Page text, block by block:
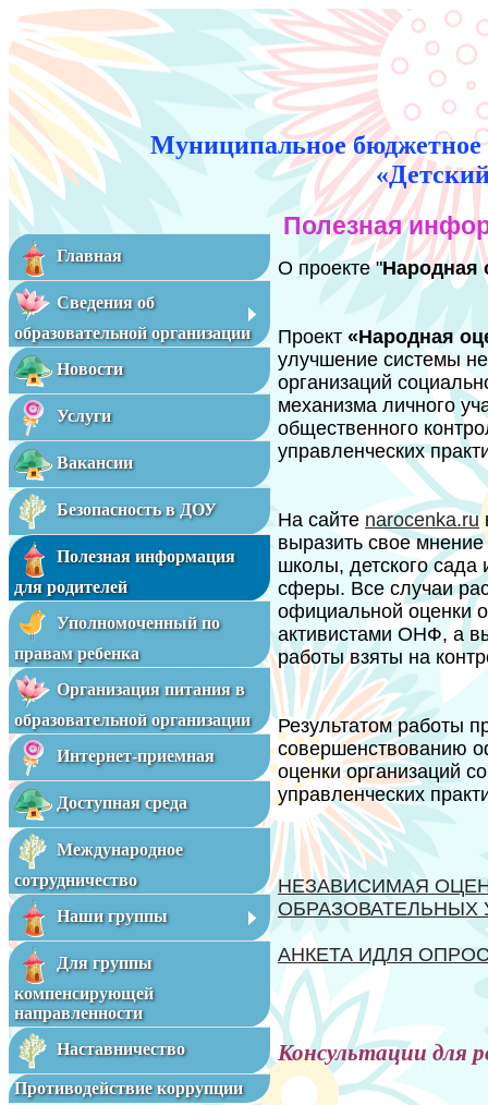
Муниципальное бюджетное
Главная
Сведения об
образовательной организации
Новости
Услуги
Вакансии
Безопасность в ДОУ
Полезная информация
для родителей
Уполномоченный по
правам ребенка
Организация питания в
образовательной организации
Интернет-приемная
Доступная среда
Международное
сотрудничество
Наши группы
Для группы
компенсирующей
направленности
Наставничество
Противодействие коррупции
Полезная
О проекте "Народная
Проект «Народная
улучшение системы
организаций
механизма личного
общественного
управленческих
На сайте narocenka.ru
выразить свое
школы, детского сада
сферы. Все случаи
официальной оценки
активистами ОНФ, а
работы взяты на
Результатом работы
совершенствованию
оценки организаций
управленческих
НЕЗАВИСИМАЯ
ОБРАЗОВАТЕЛЬНЫХ
АНКЕТА ИДЛЯ
Консультации для